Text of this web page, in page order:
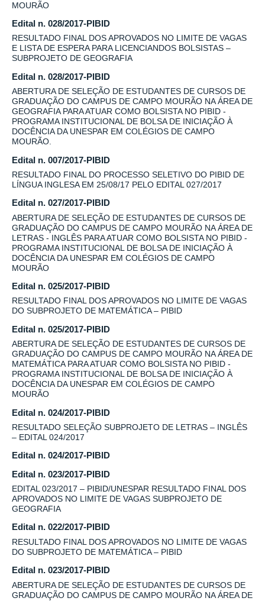
MOURÃO
Edital n. 028/2017-PIBID
RESULTADO FINAL DOS APROVADOS NO LIMITE DE VAGAS
E LISTA DE ESPERA PARA LICENCIANDOS BOLSISTAS –
SUBPROJETO DE GEOGRAFIA
Edital n. 028/2017-PIBID
ABERTURA DE SELEÇÃO DE ESTUDANTES DE CURSOS DE
GRADUAÇÃO DO CAMPUS DE CAMPO MOURÃO NA ÁREA DE
GEOGRAFIA PARA ATUAR COMO BOLSISTA NO PIBID -
PROGRAMA INSTITUCIONAL DE BOLSA DE INICIAÇÃO À
DOCÊNCIA DA UNESPAR EM COLÉGIOS DE CAMPO
MOURÃO.
Edital n. 007/2017-PIBID
RESULTADO FINAL DO PROCESSO SELETIVO DO PIBID DE
LÍNGUA INGLESA EM 25/08/17 PELO EDITAL 027/2017
Edital n. 027/2017-PIBID
ABERTURA DE SELEÇÃO DE ESTUDANTES DE CURSOS DE
GRADUAÇÃO DO CAMPUS DE CAMPO MOURÃO NA ÁREA DE
LETRAS - INGLÊS PARA ATUAR COMO BOLSISTA NO PIBID -
PROGRAMA INSTITUCIONAL DE BOLSA DE INICIAÇÃO À
DOCÊNCIA DA UNESPAR EM COLÉGIOS DE CAMPO
MOURÃO
Edital n. 025/2017-PIBID
RESULTADO FINAL DOS APROVADOS NO LIMITE DE VAGAS
DO SUBPROJETO DE MATEMÁTICA – PIBID
Edital n. 025/2017-PIBID
ABERTURA DE SELEÇÃO DE ESTUDANTES DE CURSOS DE
GRADUAÇÃO DO CAMPUS DE CAMPO MOURÃO NA ÁREA DE
MATEMÁTICA PARA ATUAR COMO BOLSISTA NO PIBID -
PROGRAMA INSTITUCIONAL DE BOLSA DE INICIAÇÃO À
DOCÊNCIA DA UNESPAR EM COLÉGIOS DE CAMPO
MOURÃO
Edital n. 024/2017-PIBID
RESULTADO SELEÇÃO SUBPROJETO DE LETRAS – INGLÊS
– EDITAL 024/2017
Edital n. 024/2017-PIBID
Edital n. 023/2017-PIBID
EDITAL 023/2017 – PIBID/UNESPAR RESULTADO FINAL DOS
APROVADOS NO LIMITE DE VAGAS SUBPROJETO DE
GEOGRAFIA
Edital n. 022/2017-PIBID
RESULTADO FINAL DOS APROVADOS NO LIMITE DE VAGAS
DO SUBPROJETO DE MATEMÁTICA – PIBID
Edital n. 023/2017-PIBID
ABERTURA DE SELEÇÃO DE ESTUDANTES DE CURSOS DE
GRADUAÇÃO DO CAMPUS DE CAMPO MOURÃO NA ÁREA DE